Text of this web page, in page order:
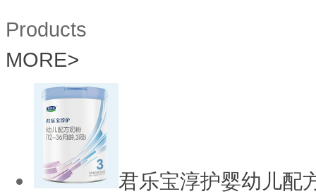
Products
MORE>
君乐宝淳护婴幼儿配